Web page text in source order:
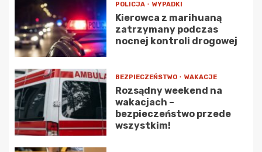
POLICJA WYPADKI
Kierowca z marihuaną
zatrzymany podczas
nocnej kontroli drogowej
BEZPIECZEŃSTWO WAKACJE
Rozsądny weekend na
wakacjach –
bezpieczeństwo przede
wszystkim!